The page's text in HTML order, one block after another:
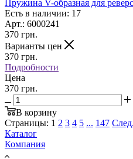
Пружина V-образная для
Есть в наличии: 17
Арт.: 6000241
370 грн.
Варианты цен
370 грн.
Подробности
Цена
370 грн.
В корзину
Страницы: 1 2 3 4 5 ... 147 След.
Каталог
Компания